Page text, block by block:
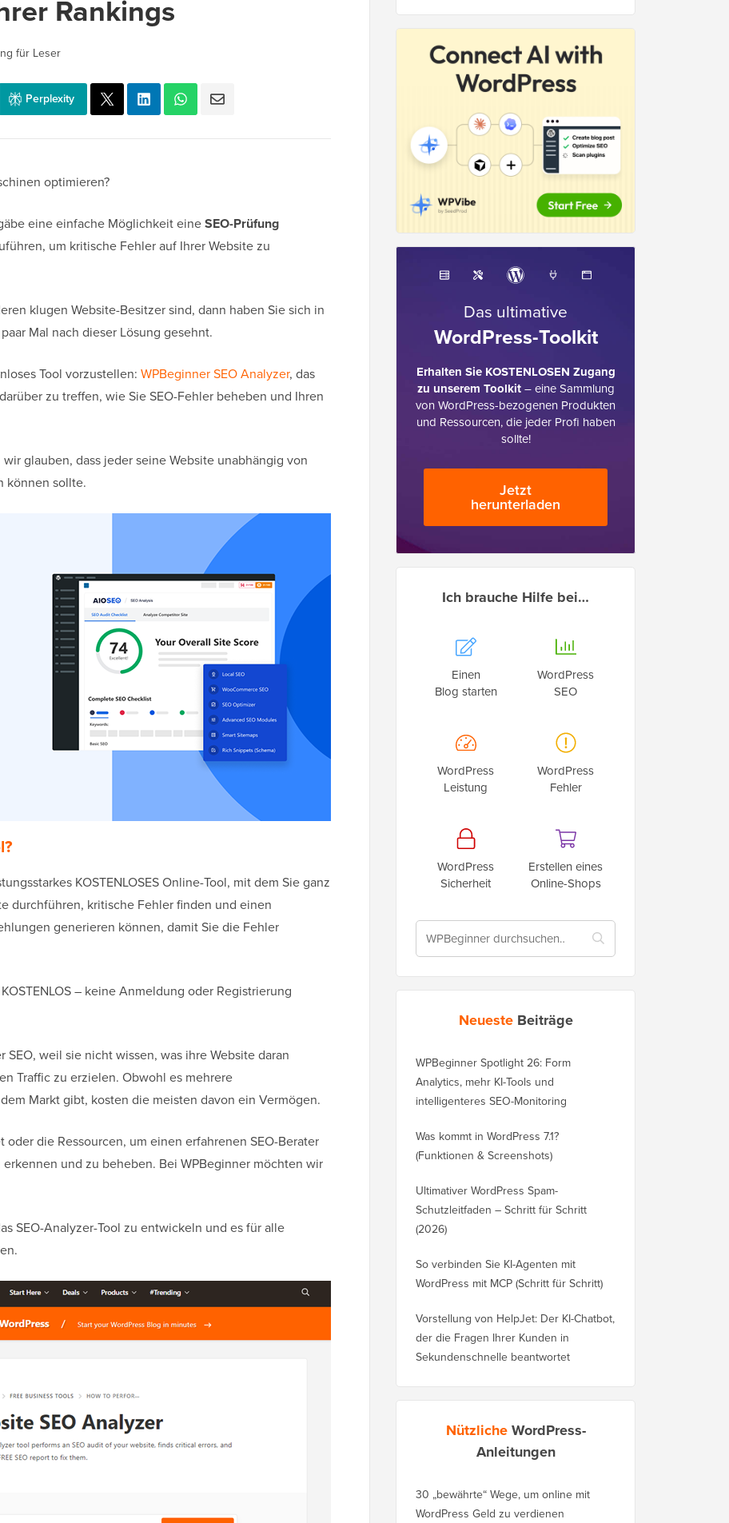
Rankings
für Leser
Perplexity
optimieren?
eine einfache Möglichkeit eineSEO-Prüfung
um kritische Fehler auf Ihrer Website zu
klugen Website-Besitzer sind, dann haben Sie sich in
Mal nach dieser Lösung gesehnt.
Tool vorzustellen: WPBeginner SEO Analyzer, das
zu treffen, wie Sie SEO-Fehler beheben und Ihren
glauben, dass jeder seine Website unabhängig von
können sollte.
KOSTENLOSES Online-Tool, mit dem Sie ganz
durchführen, kritische Fehler finden und einen
generieren können, damit Sie die Fehler
– keine Anmeldung oder Registrierung
weil sie nicht wissen, was ihre Website daran
Traffic zu erzielen. Obwohl es mehrere
Markt gibt, kosten die meisten davon ein Vermögen.
die Ressourcen, um einen erfahrenen SEO-Berater
und zu beheben. Bei WPBeginner möchten wir
SEO-Analyzer-Tool zu entwickeln und es für alle
Das ultimative
WordPress-Toolkit
Erhalten Sie KOSTENLOSEN Zugang
zu unserem Toolkit– eine Sammlung
von WordPress-bezogenen Produkten
und Ressourcen, die jeder Profi haben
sollte!
Jetzt
herunterladen
Ich brauche Hilfe bei…
Einen
Blog starten
WordPress
SEO
WordPress
Leistung
WordPress
Fehler
WordPress
Sicherheit
Erstellen eines
Online-Shops
Neueste Beiträge
WPBeginner Spotlight 26: Form
Analytics, mehr KI-Tools und
intelligenteres SEO-Monitoring
Was kommt in WordPress 7.1?
(Funktionen & Screenshots)
Ultimativer WordPress Spam-
Schutzleitfaden – Schritt für Schritt
(2026)
So verbinden Sie KI-Agenten mit
WordPress mit MCP (Schritt für Schritt)
Vorstellung von HelpJet: Der KI-Chatbot,
der die Fragen Ihrer Kunden in
Sekundenschnelle beantwortet
NützlicheWordPress-
Anleitungen
30 „bewährte“ Wege, um online mit
WordPress Geld zu verdienen